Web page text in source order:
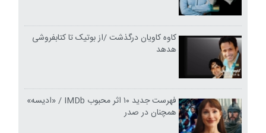
کاوه کاویان درگذشت /از بوتیک تا کتابفروشی
هدهد
فهرست جدید ۱۰ اثر محبوب IMDb / «ادیسه»
همچنان در صدر